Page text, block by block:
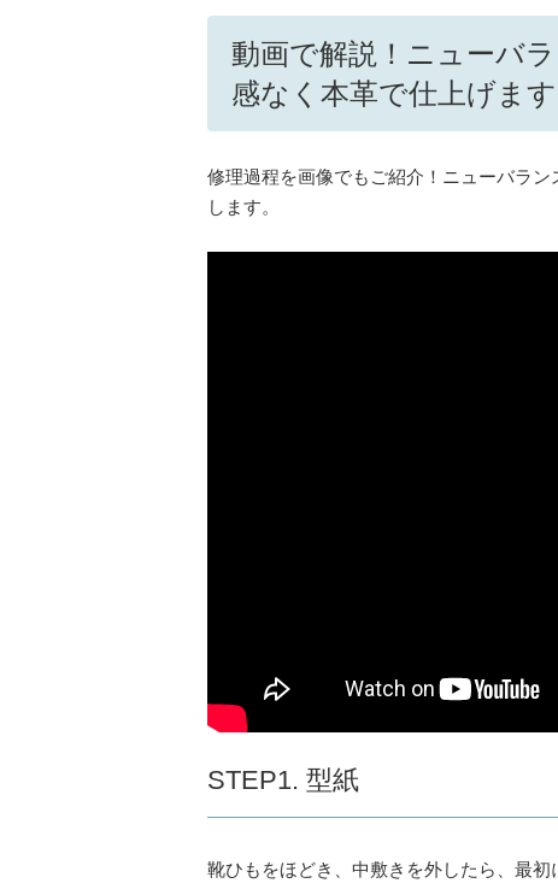
動画で解説！ニューバ
感なく本革で仕上げます
修理過程を画像でもご紹介！ニューバラ
します。
STEP1. 型紙
靴ひもをほどき、中敷きを外したら、最初